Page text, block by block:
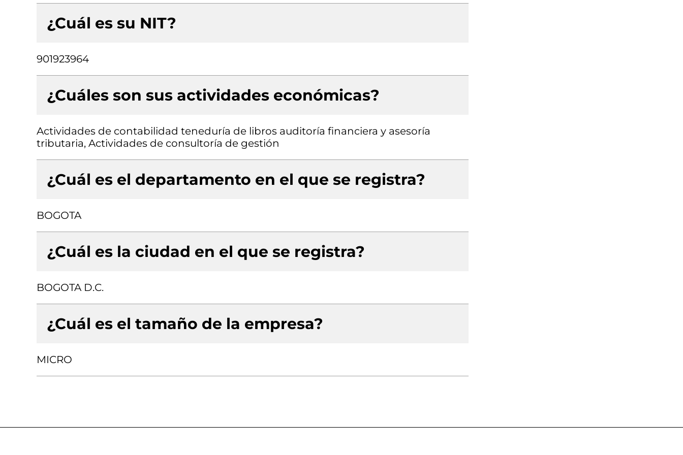
¿Cuál es su NIT?
901923964
¿Cuáles son sus actividades económicas?
Actividades de contabilidad teneduría de libros auditoría financiera y asesoría
tributaria, Actividades de consultoría de gestión
¿Cuál es el departamento en el que se registra?
BOGOTA
¿Cuál es la ciudad en el que se registra?
BOGOTA D.C.
¿Cuál es el tamaño de la empresa?
MICRO